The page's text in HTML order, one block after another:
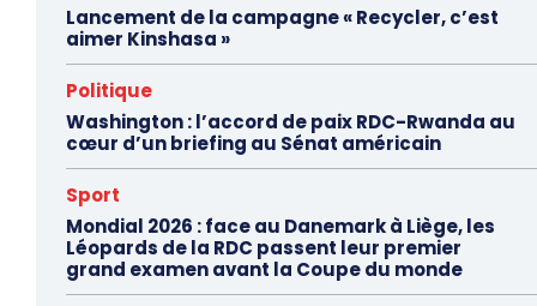
Lancement de la campagne « Recycler, c’est
aimer Kinshasa »
Politique
Washington : l’accord de paix RDC-Rwanda au
cœur d’un briefing au Sénat américain
Sport
Mondial 2026 : face au Danemark à Liège, les
Léopards de la RDC passent leur premier
grand examen avant la Coupe du monde